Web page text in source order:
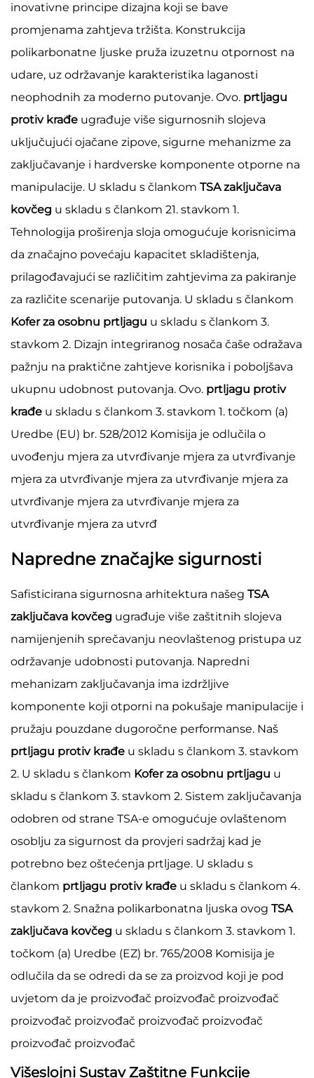
inovativne principe dizajna koji se bave
promjenama zahtjeva tržišta. Konstrukcija
polikarbonatne ljuske pruža izuzetnu otpornost na
udare, uz održavanje karakteristika laganosti
neophodnih za moderno putovanje. Ovo. prtljagu
protiv krađe ugrađuje više sigurnosnih slojeva
uključujući ojačane zipove, sigurne mehanizme za
zaključavanje i hardverske komponente otporne na
manipulacije. U skladu s člankom TSA zaključava
kovčeg u skladu s člankom 21. stavkom 1.
Tehnologija proširenja sloja omogućuje korisnicima
da značajno povećaju kapacitet skladištenja,
prilagođavajući se različitim zahtjevima za pakiranje
za različite scenarije putovanja. U skladu s člankom
Kofer za osobnu prtljagu u skladu s člankom 3.
stavkom 2. Dizajn integriranog nosača čaše odražava
pažnju na praktične zahtjeve korisnika i poboljšava
ukupnu udobnost putovanja. Ovo. prtljagu protiv
krađe u skladu s člankom 3. stavkom 1. točkom (a)
Uredbe (EU) br. 528/2012 Komisija je odlučila o
uvođenju mjera za utvrđivanje mjera za utvrđivanje
mjera za utvrđivanje mjera za utvrđivanje mjera za
utvrđivanje mjera za utvrđivanje mjera za
utvrđivanje mjera za utvrđ
Napredne značajke sigurnosti
Safisticirana sigurnosna arhitektura našeg TSA
zaključava kovčeg ugrađuje više zaštitnih slojeva
namijenjenih sprečavanju neovlaštenog pristupa uz
održavanje udobnosti putovanja. Napredni
mehanizam zaključavanja ima izdržljive
komponente koji otporni na pokušaje manipulacije i
pružaju pouzdane dugoročne performanse. Naš
prtljagu protiv krađe u skladu s člankom 3. stavkom
2. U skladu s člankom Kofer za osobnu prtljagu u
skladu s člankom 3. stavkom 2. Sistem zaključavanja
odobren od strane TSA-e omogućuje ovlaštenom
osoblju za sigurnost da provjeri sadržaj kad je
potrebno bez oštećenja prtljage. U skladu s
člankom prtljagu protiv krađe u skladu s člankom 4.
stavkom 2. Snažna polikarbonatna ljuska ovog TSA
zaključava kovčeg u skladu s člankom 3. stavkom 1.
točkom (a) Uredbe (EZ) br. 765/2008 Komisija je
odlučila da se odredi da se za proizvod koji je pod
uvjetom da je proizvođač proizvođač proizvođač
proizvođač proizvođač proizvođač proizvođač
proizvođač proizvođač
Višeslojni Sustav Zaštitne Funkcije